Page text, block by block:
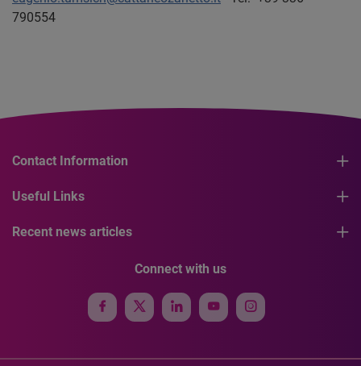
790554
Contact Information
Useful Links
Recent news articles
Connect with us